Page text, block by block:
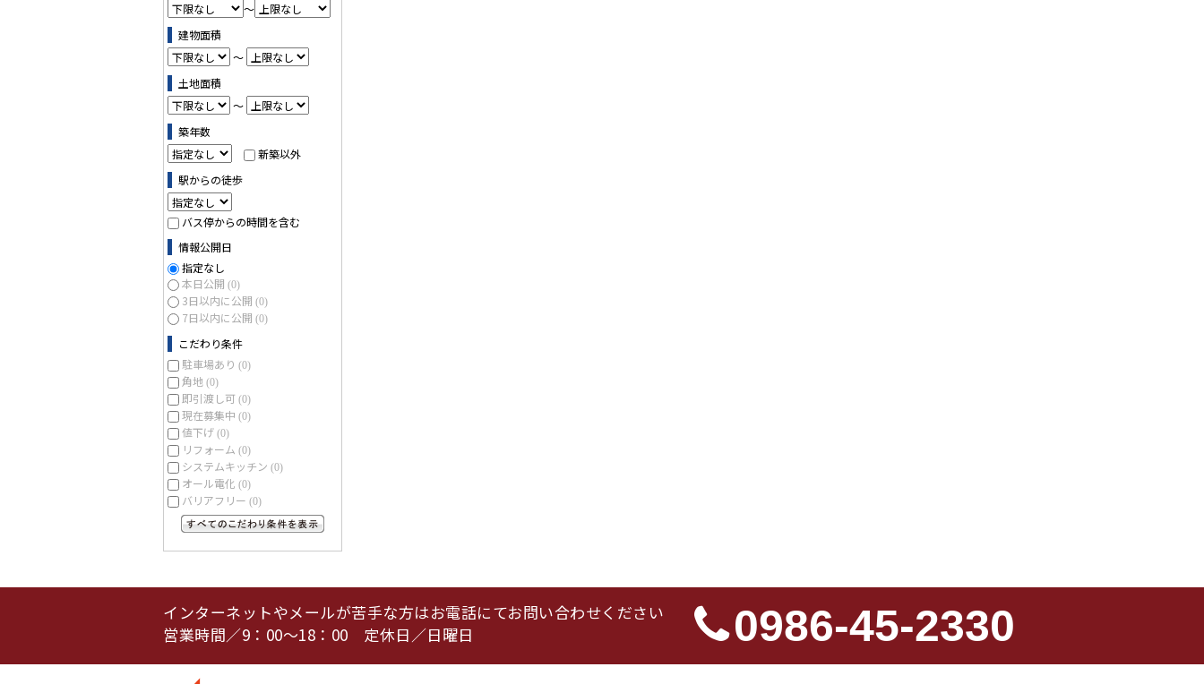
～
建物面積
～
土地面積
～
築年数
新築以外
駅からの徒歩
バス停からの時間を含む
情報公開日
指定なし
本日公開 (0)
3日以内に公開 (0)
7日以内に公開 (0)
こだわり条件
駐車場あり (0)
角地 (0)
即引渡し可 (0)
現在募集中 (0)
値下げ (0)
リフォーム (0)
システムキッチン (0)
オール電化 (0)
バリアフリー (0)
インターネットやメールが苦手な方はお電話にてお問い合わせください
営業時間／9：00～18：00 定休日／日曜日
0986-45-2330